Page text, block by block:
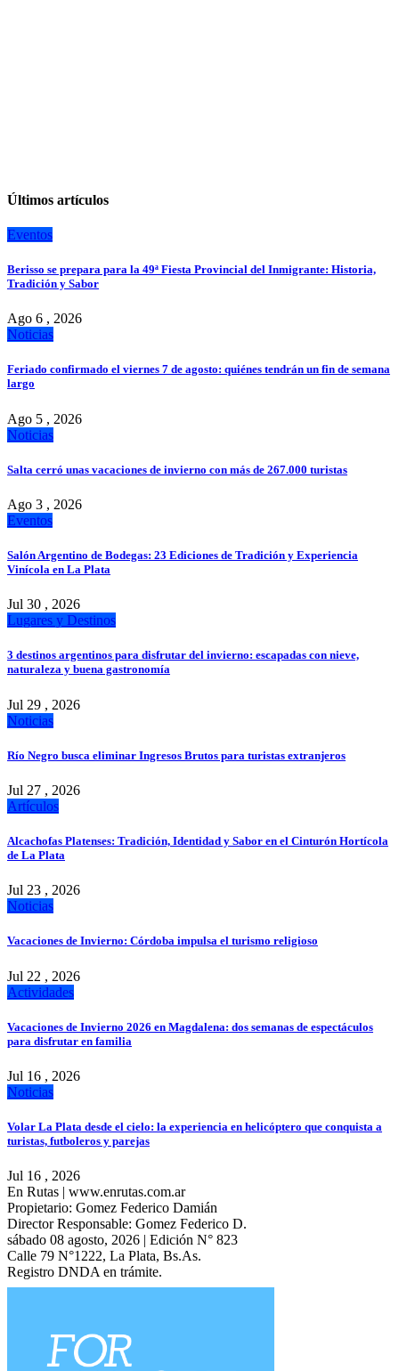
Últimos artículos
Eventos
Berisso se prepara para la 49ª Fiesta Provincial del Inmigrante: Historia,
Tradición y Sabor
Ago 6 , 2026
Noticias
Feriado confirmado el viernes 7 de agosto: quiénes tendrán un fin de semana
largo
Ago 5 , 2026
Noticias
Salta cerró unas vacaciones de invierno con más de 267.000 turistas
Ago 3 , 2026
Eventos
Salón Argentino de Bodegas: 23 Ediciones de Tradición y Experiencia
Vinícola en La Plata
Jul 30 , 2026
Lugares y Destinos
3 destinos argentinos para disfrutar del invierno: escapadas con nieve,
naturaleza y buena gastronomía
Jul 29 , 2026
Noticias
Río Negro busca eliminar Ingresos Brutos para turistas extranjeros
Jul 27 , 2026
Artículos
Alcachofas Platenses: Tradición, Identidad y Sabor en el Cinturón Hortícola
de La Plata
Jul 23 , 2026
Noticias
Vacaciones de Invierno: Córdoba impulsa el turismo religioso
Jul 22 , 2026
Actividades
Vacaciones de Invierno 2026 en Magdalena: dos semanas de espectáculos
para disfrutar en familia
Jul 16 , 2026
Noticias
Volar La Plata desde el cielo: la experiencia en helicóptero que conquista a
turistas, futboleros y parejas
Jul 16 , 2026
En Rutas | www.enrutas.com.ar
Propietario: Gomez Federico Damián
Director Responsable: Gomez Federico D.
sábado 08 agosto, 2026 | Edición N° 823
Calle 79 N°1222, La Plata, Bs.As.
Registro DNDA en trámite.